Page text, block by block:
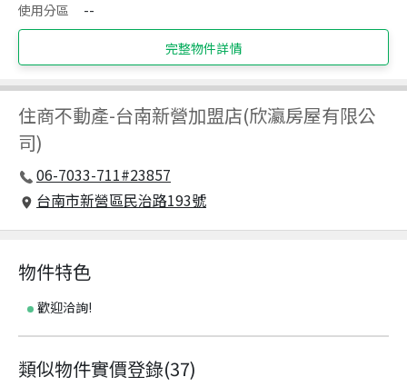
使用分區
--
完整物件詳情
住商不動產-台南新營加盟店(欣瀛房屋有限公
司)
06-7033-711#23857
台南市新營區民治路193號
物件特色
歡迎洽詢!
類似物件實價登錄(37)